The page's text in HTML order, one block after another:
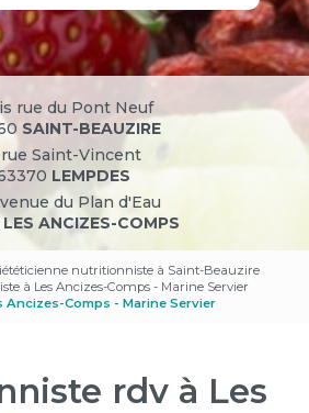
rue du Pont Neuf
SAINT-BEAUZIRE
Saint-Vincent
LEMPDES
du Plan d'Eau
LES ANCIZES-COMPS
nutritionniste à Saint-Beauzire
à Les Ancizes-Comps - Marine Servier
Ancizes-Comps - Marine Servier
rdv à Les